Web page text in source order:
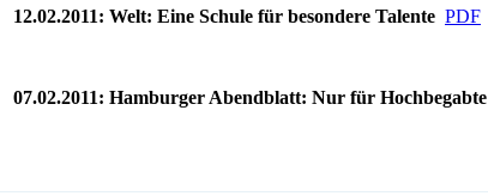
12.02.2011: Welt: Eine Schule für besondere Talente PDF
07.02.2011: Hamburger Abendblatt: Nur für Hochbegabte